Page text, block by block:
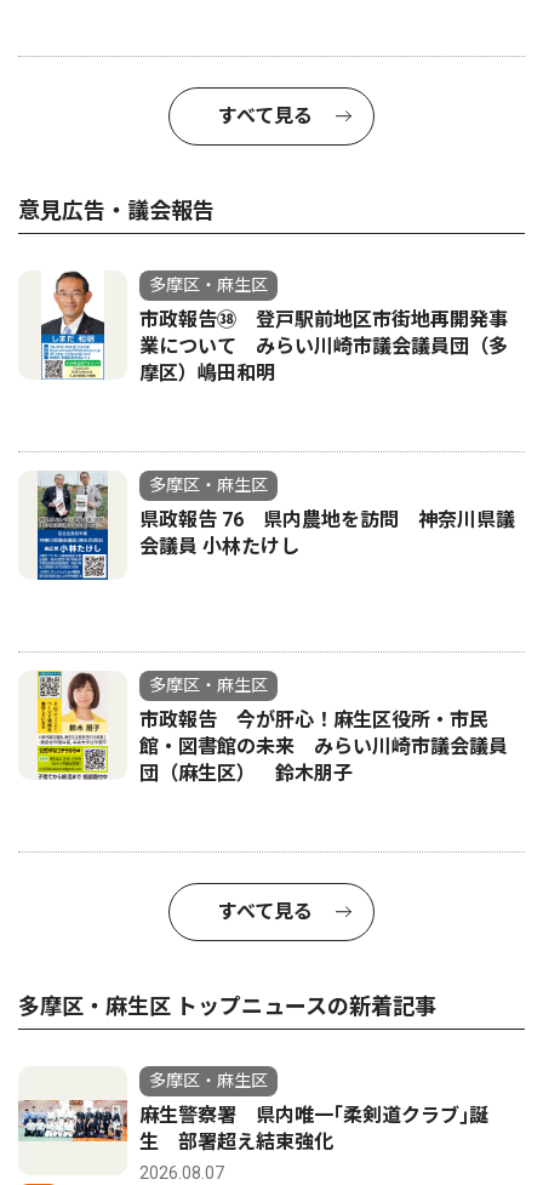
すべて見る
意見広告・議会報告
多摩区・麻生区
市政報告㊳ 登戸駅前地区市街地再開発事
業について みらい川崎市議会議員団（多
摩区）嶋田和明
多摩区・麻生区
県政報告 76 県内農地を訪問 神奈川県議
会議員 小林たけし
多摩区・麻生区
市政報告 今が肝心！麻生区役所・市民
館・図書館の未来 みらい川崎市議会議員
団（麻生区） 鈴木朋子
すべて見る
多摩区・麻生区 トップニュースの新着記事
多摩区・麻生区
麻生警察署 県内唯一｢柔剣道クラブ｣誕
生 部署超え結束強化
2026.08.07